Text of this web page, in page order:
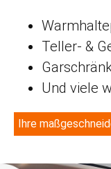
Teller- &
Und viele
Ihre